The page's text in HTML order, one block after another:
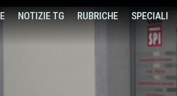
NOTIZIE TG RUBRICHE SPECIALI